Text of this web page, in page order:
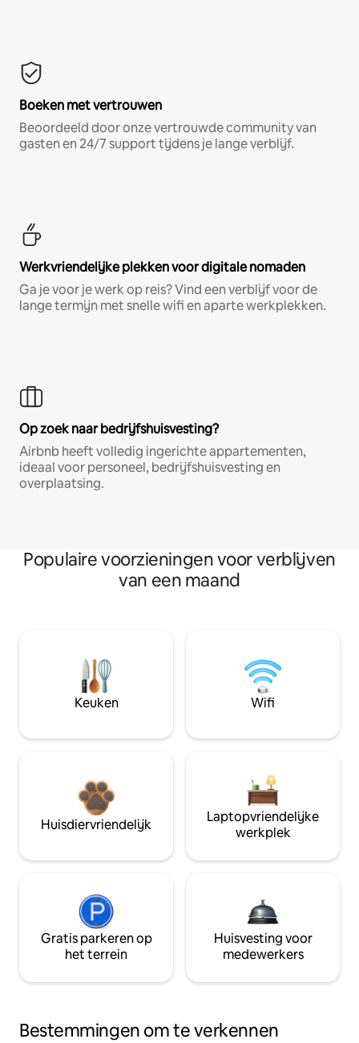
Boeken met vertrouwen
Beoordeeld door onze vertrouwde community van
gasten en 24/7 support tijdens je lange verblijf.
Werkvriendelijke plekken voor digitale nomaden
Ga je voor je werk op reis? Vind een verblijf voor de
lange termijn met snelle wifi en aparte werkplekken.
Op zoek naar bedrijfshuisvesting?
Airbnb heeft volledig ingerichte appartementen,
ideaal voor personeel, bedrijfshuisvesting en
overplaatsing.
Populaire voorzieningen voor verblijven
van een maand
Keuken Wifi
Huisdiervriendelijk
Laptopvriendelijke
werkplek
Gratis parkeren op
het terrein
Huisvesting voor
medewerkers
Bestemmingen om te verkennen